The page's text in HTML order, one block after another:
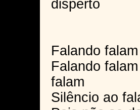
disperto
Falando
Falando
falam
Silêncio ao